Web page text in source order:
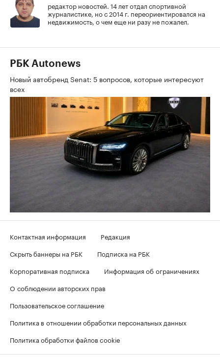
редактор новостей. 14 лет отдал спортивной
журналистике, но с 2014 г. переориентировался на
недвижимость, о чем еще ни разу не пожалел.
РБК Autonews
Новый автобренд Senat: 5 вопросов, которые интересуют
всех
Контактная информация
Редакция
Скрыть баннеры на РБК
Подписка на РБК
Корпоративная подписка
Информация об ограничениях
О соблюдении авторских прав
Пользовательское соглашение
Политика в отношении обработки персональных данных
Политика обработки файлов cookie